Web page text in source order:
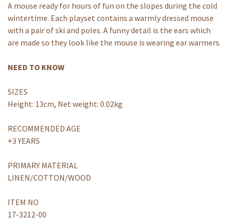
A mouse ready for hours of fun on the slopes during the cold
wintertime. Each playset contains a warmly dressed mouse
with a pair of ski and poles. A funny detail is the ears which
are made so they look like the mouse is wearing ear warmers.
NEED TO KNOW
SIZES
Height: 13cm, Net weight: 0.02kg
RECOMMENDED AGE
+3 YEARS
PRIMARY MATERIAL
LINEN/COTTON/WOOD
ITEM NO
17-3212-00